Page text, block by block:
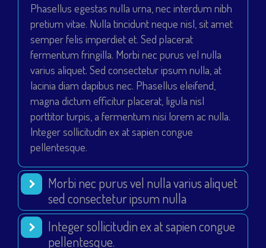
Phasellus egestas nulla urna, nec interdum nibh
pretium vitae. Nulla tincidunt neque nisl, sit amet
semper felis imperdiet et. Sed placerat
fermentum fringilla. Morbi nec purus vel nulla
varius aliquet. Sed consectetur ipsum nulla, at
lacinia diam dapibus nec. Phasellus eleifend,
magna dictum efficitur placerat, ligula nisl
porttitor turpis, a fermentum nisi lorem ac nulla.
Integer sollicitudin ex at sapien congue
pellentesque.
Morbi nec purus vel nulla varius aliquet
sed consectetur ipsum nulla
Integer sollicitudin ex at sapien congue
pellentesque.